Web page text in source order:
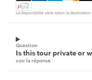
La disponibilité varie selon la destination
Question
Is this tour private or
voir la réponse